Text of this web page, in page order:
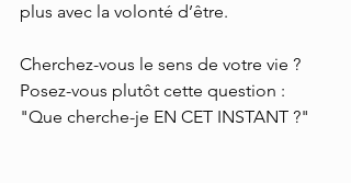
plus avec la volonté d’être.
Cherchez-vous le sens de votre vie ?
Posez-vous plutôt cette question :
"Que cherche-je EN CET INSTANT ?"